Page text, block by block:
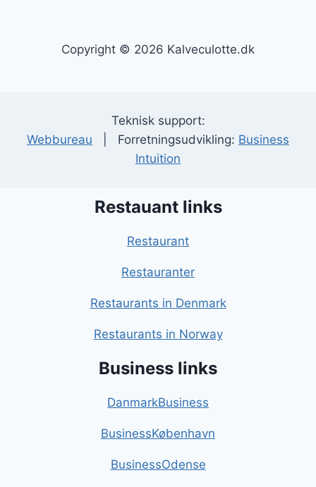
Copyright © 2026 Kalveculotte.dk
Teknisk support:
Webbureau | Forretningsudvikling: Business
Intuition
Restauant links
Restaurant
Restauranter
Restaurants in Denmark
Restaurants in Norway
Business links
DanmarkBusiness
BusinessKøbenhavn
BusinessOdense